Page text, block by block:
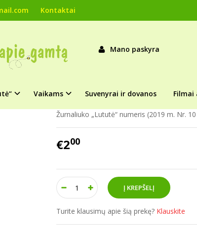
Kontaktai
Mano paskyra
Vaikams Suvenyrai ir dovanos Filmai
metų numeriai Žurnaliuko „Lututė“ numeris (2019 m. Nr. 10 (175)
(2019 M. NR. 10 (175)
Žurnaliuko „Lututė“ numeris (2019 m. Nr.
€200
Turite klausimų apie šią prekę? Klauskite